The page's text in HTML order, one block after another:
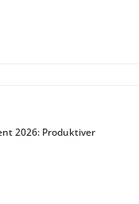
2026: Produktiver